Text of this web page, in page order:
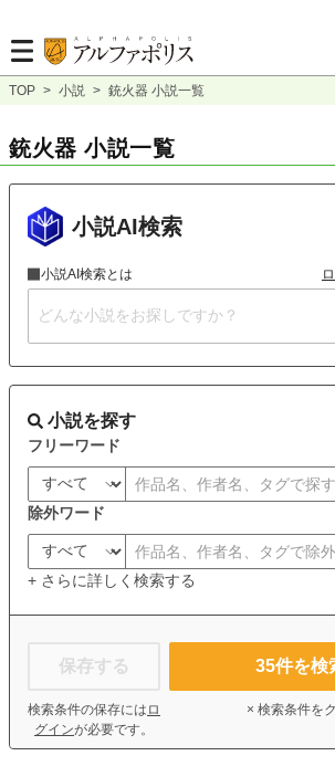
TOP > 小説 > 銃火器 小説一覧
銃火器 小説一覧
小説AI検索
小説AI検索とは
小説を探す
フリーワード
除外ワード
+ さらに詳しく検索する
保存する
検索条件の保存には ロ
グインが必要です。
35件を検
× 検索条件を